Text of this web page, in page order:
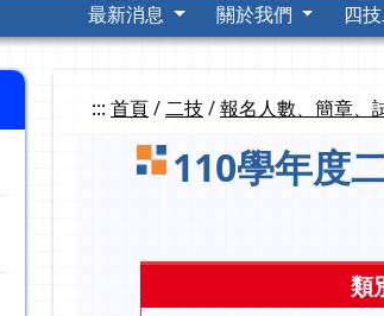
最新消息 關於我們 四
::: 首頁/二技/報名人數、簡章、
110學年度
類